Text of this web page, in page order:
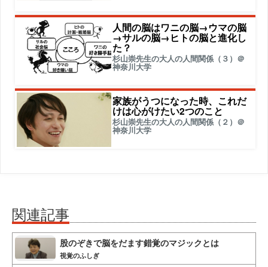
人間の脳はワニの脳→ウマの脳
→サルの脳→ヒトの脳と進化し
た？
杉山崇先生の大人の人間関係（３）＠
神奈川大学
家族がうつになった時、これだ
けは心がけたい2つのこと
杉山崇先生の大人の人間関係（２）＠
神奈川大学
関連記事
股のぞきで脳をだます錯覚のマジックとは
視覚のふしぎ